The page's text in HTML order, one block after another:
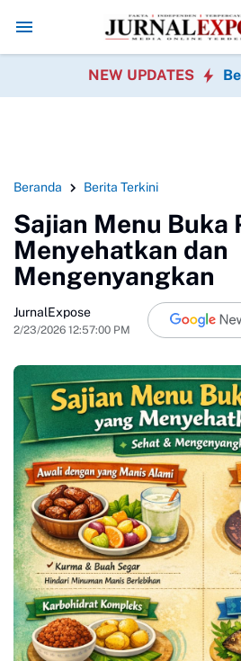
Diduga di Menu MBG
NEW UPDATES
Beranda Berita Terkini
Sajian Menu Buka
Menyehatkan dan
Mengenyangkan
JurnalExpose
2/23/2026 12:57:00 PM